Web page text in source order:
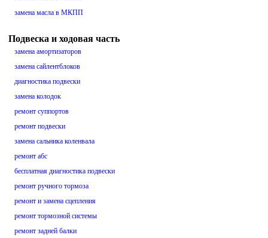
замена масла в МКПП
Подвеска и ходовая часть
замена амортизаторов
замена сайлентблоков
диагностика подвески
замена колодок
ремонт суппортов
ремонт подвески
замена сальника коленвала
ремонт абс
бесплатная диагностика подвески
ремонт ручного тормоза
ремонт и замена сцепления
ремонт тормозной системы
ремонт задней балки